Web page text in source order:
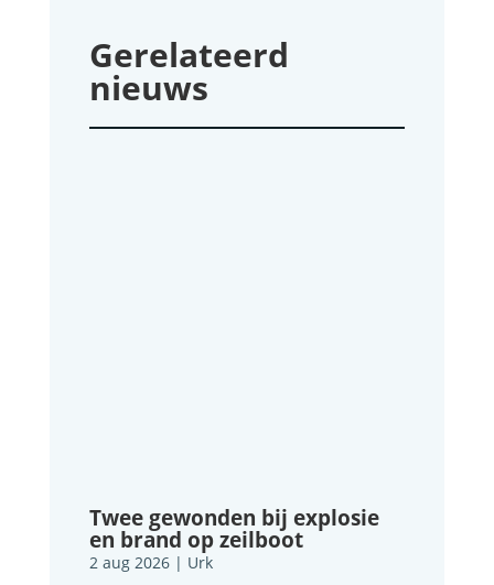
Gerelateerd
nieuws
Twee gewonden bij explosie
en brand op zeilboot
2 aug 2026| Urk